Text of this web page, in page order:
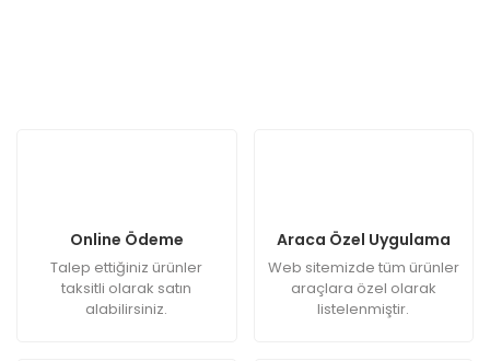
Online Ödeme
Talep ettiğiniz ürünler
taksitli olarak satın
alabilirsiniz.
Araca Özel Uygulama
Web sitemizde tüm ürünler
araçlara özel olarak
listelenmiştir.